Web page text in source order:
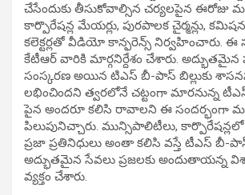
చేసేందుకు తీసుకోవాల్సిన చర్యలపైన ఈరోజు
కార్పొరేషన్ల మేయర్లు, పురపాలక చైర్మన్లు,
కలెక్టర్లతో వీడియో కాన్ఫరెన్స్ నిర్వహించారు. ఈ
కేటీఆర్ వారికి మార్గనిర్దేశం చేశారు. అద్భుతమైన
సంస్కరణ అయిన టిఎస్ బీ-పాస్ బిల్లుకు
లభించిందని త్వరలోనే చట్టంగా మారనున్న
పైన అందరూ కలిసి రావాలని ఈ సందర్భంగా
పిలుపునిచ్చారు. మున్సిపాలిటీలు, కార్పొరేషన్లలో
ప్రజా ప్రతినిధులు అంతా కలిసి వస్తే టీఎస్ బీ-
అద్భుతమైన సేవలు ప్రజలకు అందుతాయన్న
వ్యక్తం చేశారు.